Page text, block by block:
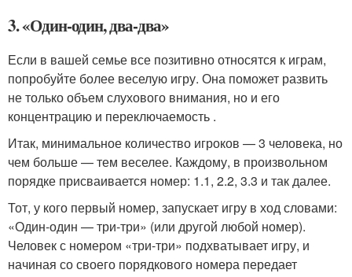
3. «Один-один, два-два»
Если в вашей семье все позитивно относятся к играм,
попробуйте более веселую игру. Она поможет развить
не только объем слухового внимания, но и его
концентрацию и переключаемость .
Итак, минимальное количество игроков — 3 человека, но
чем больше — тем веселее. Каждому, в произвольном
порядке присваивается номер: 1.1, 2.2, 3.3 и так далее.
Тот, у кого первый номер, запускает игру в ход словами:
«Один-один — три-три» (или другой любой номер).
Человек с номером «три-три» подхватывает игру, и
начиная со своего порядкового номера передает